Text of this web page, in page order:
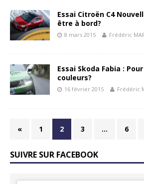
Essai Citroën C4
être à bord?
8 mars 2015 Frédéric
Essai Skoda Fabia :
couleurs?
16 février 2015 Frédéric
« 1 2 3 … 6
SUIVRE SUR FACEBOOK